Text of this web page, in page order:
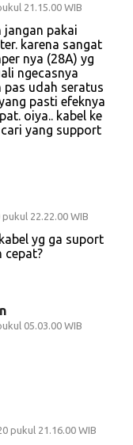
21.15.00 WIB
jangan pakai
karena sangat
nya (28A) yg
ngecasnya
udah seratus
pasti efeknya
oiya.. kabel ke
yang support
22.22.00 WIB
yg ga suport
cepat?
05.03.00 WIB
pukul 21.16.00 WIB